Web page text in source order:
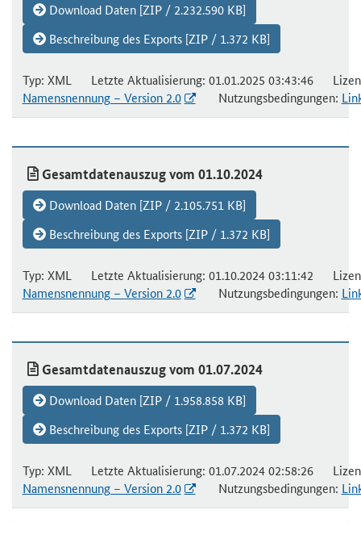
Download Daten [ZIP / 2.232.590 KB]
Beschreibung des Exports [ZIP / 1.372 KB]
Typ: XML Letzte Aktualisierung: 01.01.2025 03:43:46
Namensnennung – Version 2.0
Nutzungsbedingungen:
Gesamtdatenauszug vom 01.10.2024
Download Daten [ZIP / 2.105.751 KB]
Beschreibung des Exports [ZIP / 1.372 KB]
Typ: XML Letzte Aktualisierung: 01.10.2024 03:11:42
Namensnennung – Version 2.0
Nutzungsbedingungen:
Gesamtdatenauszug vom 01.07.2024
Download Daten [ZIP / 1.958.858 KB]
Beschreibung des Exports [ZIP / 1.372 KB]
Typ: XML Letzte Aktualisierung: 01.07.2024 02:58:26
Namensnennung – Version 2.0
Nutzungsbedingungen: